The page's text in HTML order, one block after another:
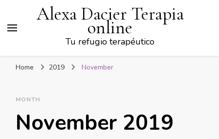
Alexa Dacier Terapia
online
Tu refugio terapéutico
Home 2019 November
MONTH
November 2019